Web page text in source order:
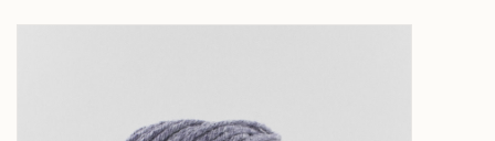
workshops